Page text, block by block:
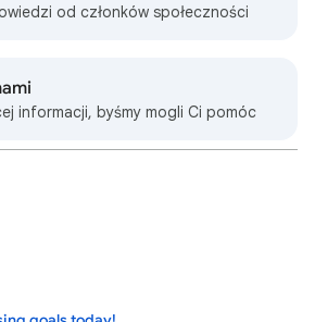
od członków społeczności
informacji, byśmy mogli Ci pomóc